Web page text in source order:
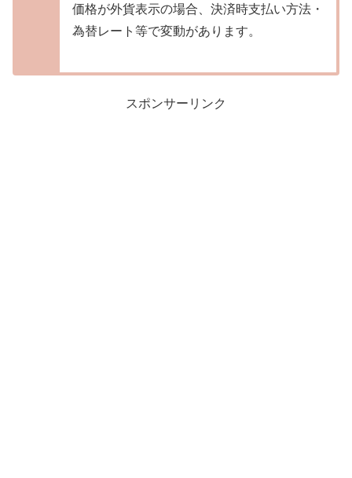
価格が外貨表示の場合、決済時支払い方法・
為替レート等で変動があります。
スポンサーリンク